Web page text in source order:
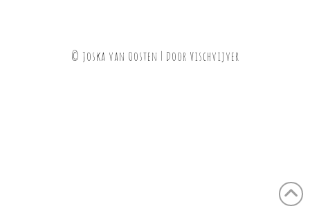
© Joska van Oosten | Door Vischvijver